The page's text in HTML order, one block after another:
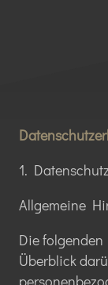
1.
Allgemeine
Die
Überblick